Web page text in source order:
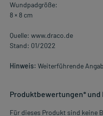
Wundpadgröße:
8 × 8 cm
Quelle: www.draco.de
Stand: 01/2022
Hinweis: Weiterführende
Produktbewertungen*
Für dieses Produkt sind keine